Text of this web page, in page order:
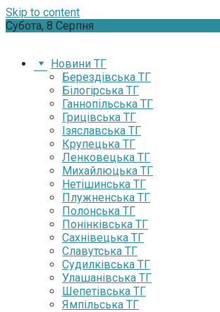
Skip to content
Субота, 8 Серпня
Новини ТГ
Берездівська ТГ
Білогірська ТГ
Ганнопільська ТГ
Грицівська ТГ
Ізяславська ТГ
Крупецька ТГ
Ленковецька ТГ
Михайлюцька ТГ
Нетішинська ТГ
Плужненська ТГ
Полонська ТГ
Понінківська ТГ
Сахнівецька ТГ
Славутська ТГ
Судилківська ТГ
Улашанівська ТГ
Шепетівська ТГ
Ямпільська ТГ